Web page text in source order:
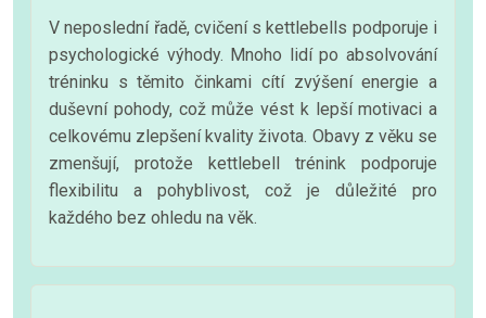
V neposlední řadě, cvičení s kettlebells podporuje i
psychologické výhody. Mnoho lidí po absolvování
tréninku s těmito činkami cítí zvýšení energie a
duševní pohody, což může vést k lepší motivaci a
celkovému zlepšení kvality života. Obavy z věku se
zmenšují, protože kettlebell trénink podporuje
flexibilitu a pohyblivost, což je důležité pro
každého bez ohledu na věk.